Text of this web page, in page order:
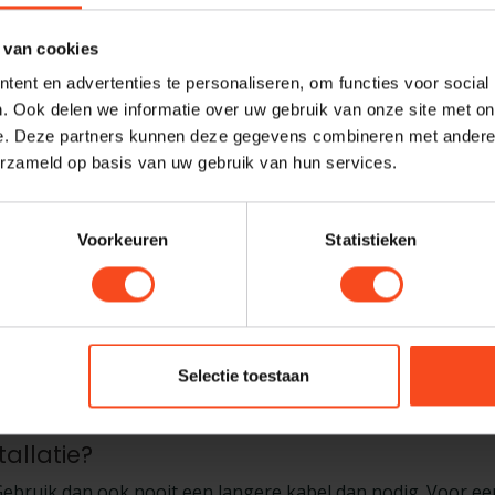
cookies
en advertenties te personaliseren, om functies voor social
Ook delen we informatie over uw gebruik van onze site met
Deze partners kunnen deze gegevens combineren met
op basis van uw gebruik van hun services.
Voorkeuren Statistieken
Selectie toestaan
maar dat wil niet zeggen dat alle kabels
van de afscherming en de precisie van de
hoge bandbreedtes zoals 4K met hoge beeldsnelheid
verschil.
maken het mogelijk om audio via dezelfde
meeste gevallen prima. Voor eARC (dat hogere
with Ethernet of Ultra High Speed HDMI. De
helpen je graag verder.